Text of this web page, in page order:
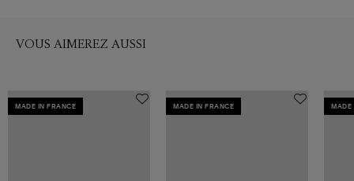
VOUS AIMEREZ AUSSI
MADE IN FRANCE MADE IN FRANCE MADE